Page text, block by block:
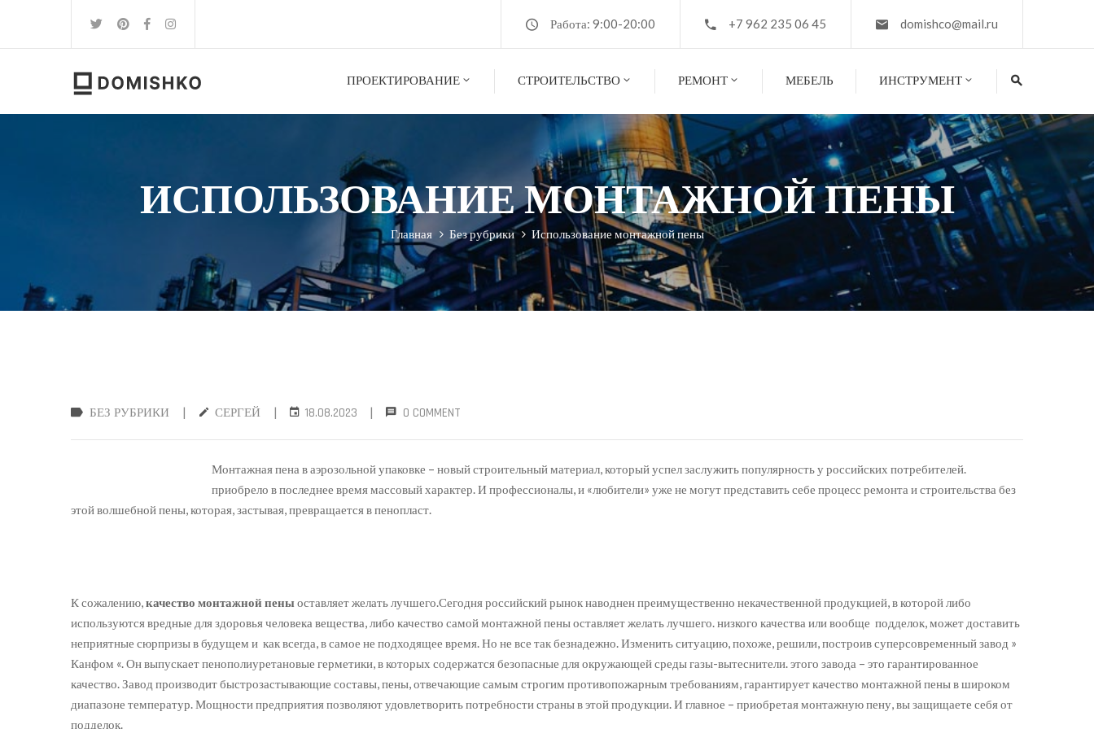
Работа: 9:00-20:00 +7 962 235 06 45 domishco@mail.ru
ПРОЕКТИРОВАНИЕ СТРОИТЕЛЬСТВО РЕМОНТ МЕБЕЛЬ ИНСТРУМЕНТ
ИСПОЛЬЗОВАНИЕ МОНТАЖНОЙ ПЕНЫ
Главная Без рубрики Использование монтажной пены
БЕЗ РУБРИКИ | СЕРГЕЙ | 18.08.2023 | 0 COMMENT
Монтажная пена в аэрозольной упаковке – новый строительный материал, который успел заслужить популярность у российских потребителей.
приобрело в последнее время массовый характер. И профессионалы, и «любители» уже не могут представить себе процесс ремонта и строительства без
этой волшебной пены, которая, застывая, превращается в пенопласт.
К сожалению,качество монтажной пеныоставляет желать лучшего.Сегодня российский рынок наводнен преимущественно некачественной продукцией, в которой либо
используются вредные для здоровья человека вещества, либо качество самой монтажной пены оставляет желать лучшего. низкого качества или вообще подделок, может доставить
неприятные сюрпризы в будущем и как всегда, в самое не подходящее время. Но не все так безнадежно. Изменить ситуацию, похоже, решили, построив суперсовременный завод »
Канфом «. Он выпускает пенополиуретановые герметики, в которых содержатся безопасные для окружающей среды газы-вытеснители. этого завода – это гарантированное
качество. Завод производит быстрозастывающие составы, пены, отвечающие самым строгим противопожарным требованиям, гарантирует качество монтажной пены в широком
диапазоне температур. Мощности предприятия позволяют удовлетворить потребности страны в этой продукции. И главное – приобретая монтажную пену, вы защищаете себя от
подделок.